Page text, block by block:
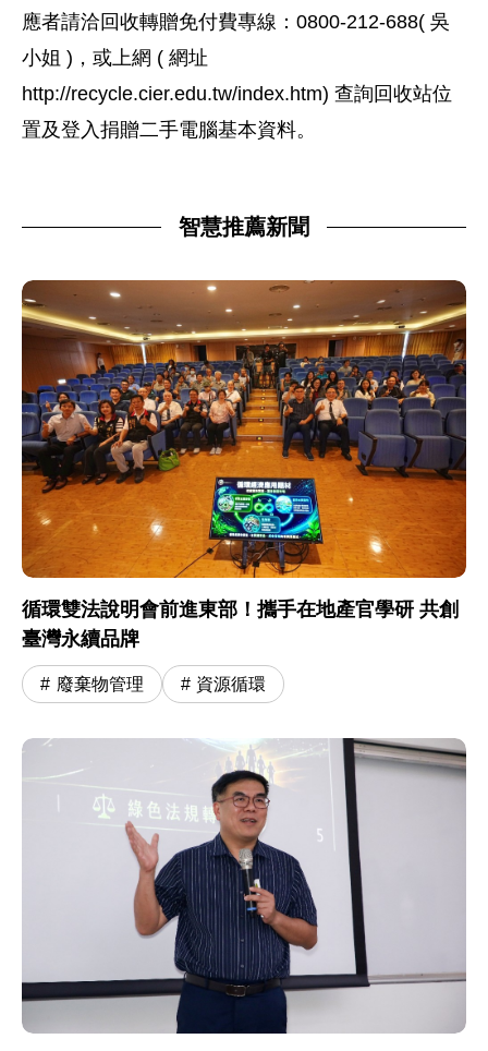
應者請洽回收轉贈免付費專線：0800-212-688( 吳
小姐 )，或上網 ( 網址
http://recycle.cier.edu.tw/index.htm) 查詢回收站位
置及登入捐贈二手電腦基本資料。
智慧推薦新聞
循環雙法說明會前進東部！攜手在地產官學研 共創
臺灣永續品牌
廢棄物管理 資源循環